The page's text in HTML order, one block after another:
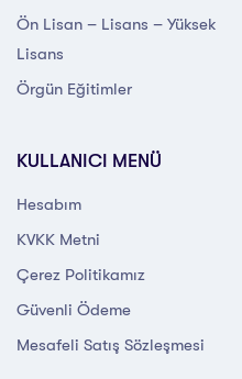
Ön Lisan – Lisans – Yüksek
Lisans
Örgün Eğitimler
KULLANICI MENÜ
Hesabım
KVKK Metni
Çerez Politikamız
Güvenli Ödeme
Mesafeli Satış Sözleşmesi